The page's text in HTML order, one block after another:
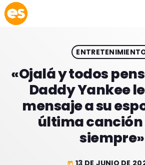
play_arrow EMISIÓN LA PAZ
EMISIÓN COCHABAMBA
«Ojalá y todos
Daddy Yankee
mensaje a su
última canción
siempre»